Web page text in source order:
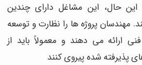
این حال، این مشاغل دارای چندین
مهندسان پروژه ها را نظارت و توسعه
ارائه می دهند و معمولاً باید از
پذیرفته شده پیروی کنند